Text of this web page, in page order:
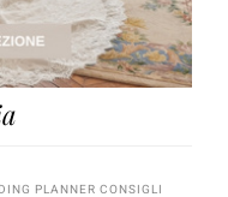
PLANNER CONSIGLI